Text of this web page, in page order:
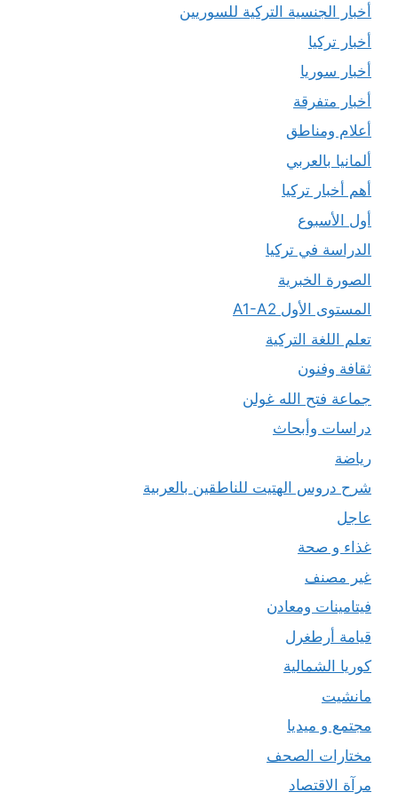
أخبار الجنسية التركية للسوريين
أخبار تركيا
أخبار سوريا
أخبار متفرقة
أعلام ومناطق
ألمانيا بالعربي
أهم أخبار تركيا
أول الأسبوع
الدراسة في تركيا
الصورة الخبرية
المستوى الأول A1-A2
تعلم اللغة التركية
ثقافة وفنون
جماعة فتح الله غولن
دراسات وأبحاث
رياضة
شرح دروس الهتيت للناطقين بالعربية
عاجل
غذاء و صحة
غير مصنف
فيتامينات ومعادن
قيامة أرطغرل
كوريا الشمالية
مانشيت
مجتمع و ميديا
مختارات الصحف
مرآة الاقتصاد